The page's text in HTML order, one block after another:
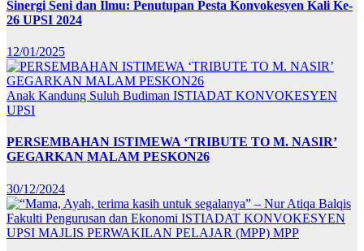
Sinergi Seni dan Ilmu: Penutupan Pesta Konvokesyen Kali Ke-
26 UPSI 2024
12/01/2025
Anak Kandung Suluh Budiman ISTIADAT KONVOKESYEN
UPSI
PERSEMBAHAN ISTIMEWA ‘TRIBUTE TO M. NASIR’
GEGARKAN MALAM PESKON26
30/12/2024
Fakulti Pengurusan dan Ekonomi ISTIADAT KONVOKESYEN
UPSI MAJLIS PERWAKILAN PELAJAR (MPP) MPP